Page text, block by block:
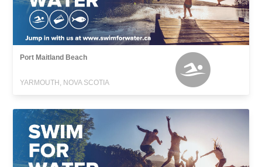
Port Maitland Beach
YARMOUTH, NOVA SCOTIA